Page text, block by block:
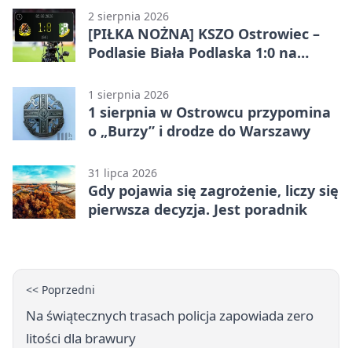
2 sierpnia 2026
[PIŁKA NOŻNA] KSZO Ostrowiec –
Podlasie Biała Podlaska 1:0 na
(Grupa IV)
1 sierpnia 2026
1 sierpnia w Ostrowcu przypomina
o „Burzy” i drodze do Warszawy
31 lipca 2026
Gdy pojawia się zagrożenie, liczy się
pierwsza decyzja. Jest poradnik
<< Poprzedni
Na świątecznych trasach policja zapowiada zero
litości dla brawury